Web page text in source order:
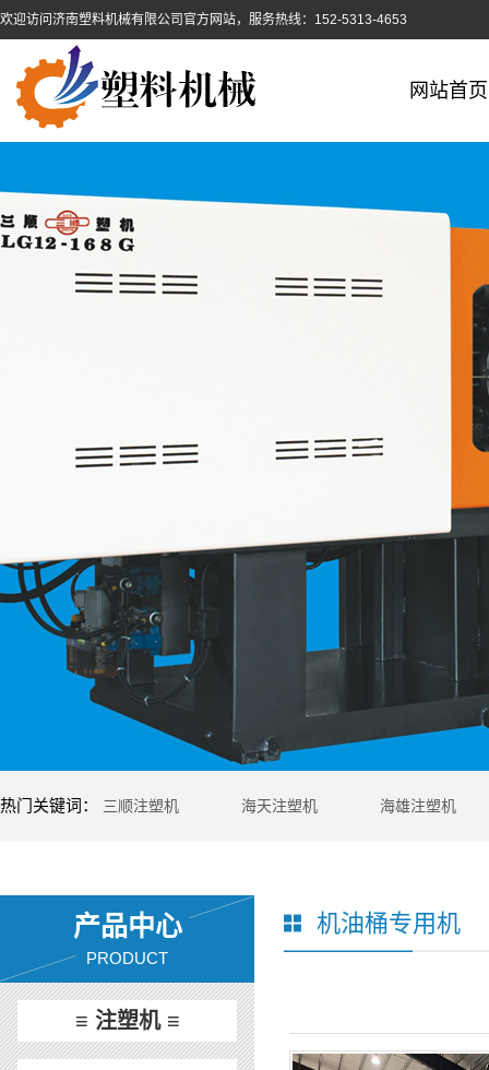
欢迎访问济南塑料机械有限公司官方网站，服务热线：152-5313-4653
网站首页
热门关键词： 三顺注塑机 海天注塑机 海雄注塑机
产品中心
PRODUCT
≡ 注塑机 ≡
机油桶专用机